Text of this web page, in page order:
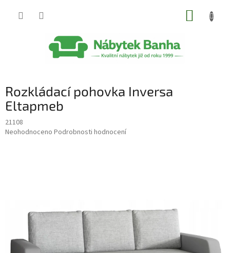
Rozkládací pohovka Inversa
Eltapmeb
21108
Průměrné
Neohodnoceno Podrobnosti hodnocení